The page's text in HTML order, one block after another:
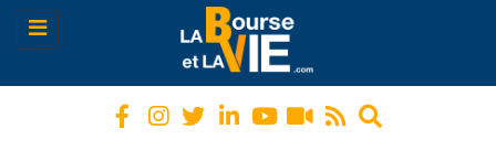
Toggle
navigation